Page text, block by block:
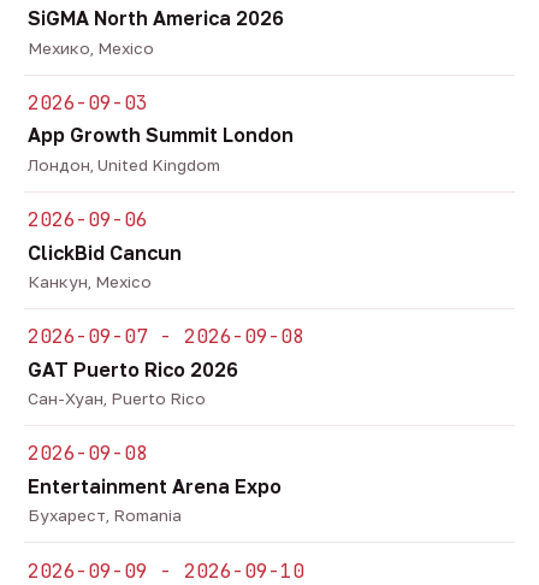
SiGMA North America 2026
Мехико, Mexico
2026-09-03
App Growth Summit London
Лондон, United Kingdom
2026-09-06
ClickBid Cancun
Канкун, Mexico
2026-09-07 - 2026-09-08
GAT Puerto Rico 2026
Сан-Хуан, Puerto Rico
2026-09-08
Entertainment Arena Expo
Бухарест, Romania
2026-09-09 - 2026-09-10